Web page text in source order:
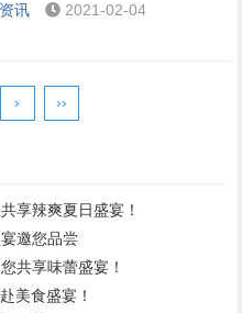
讯 2021-02-04
› ››
享辣爽夏日盛宴！
邀您品尝
共享味蕾盛宴！
美食盛宴！